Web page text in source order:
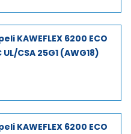
KAWEFLEX 6200 ECO
CSA 25G1 (AWG18)
KAWEFLEX 6200 ECO